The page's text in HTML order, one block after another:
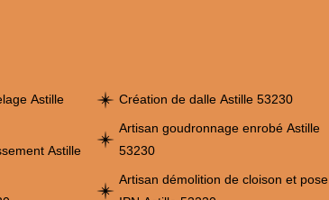
Astille
Astille
Création de dalle Astille 53230
Artisan goudronnage enrobé Astille
53230
Artisan démolition de cloison et pose